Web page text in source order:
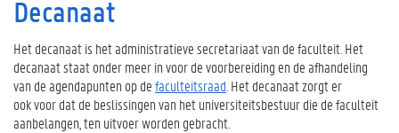
Decanaat
Het decanaat is het administratieve secretariaat van de faculteit. Het
decanaat staat onder meer in voor de voorbereiding en de afhandeling
van de agendapunten op defaculteitsraad . Het decanaat zorgt er
ook voor dat de beslissingen van het universiteitsbestuur die de faculteit
aanbelangen, ten uitvoer worden gebracht.